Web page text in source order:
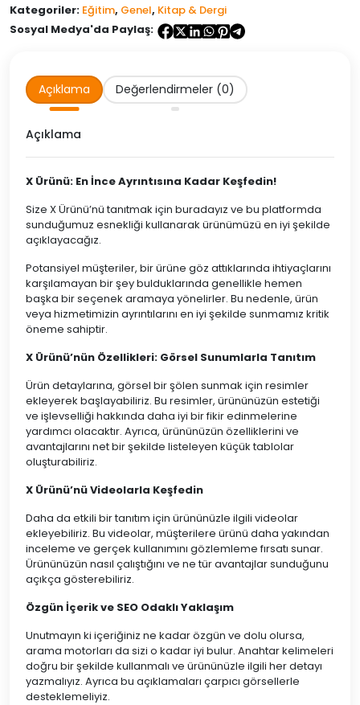
Ders
Notları
adet
Kategoriler: Eğitim, Genel, Kitap & Dergi
Sosyal Medya'da Paylaş:
Açıklama Değerlendirmeler (0)
Açıklama
X Ürünü: En İnce Ayrıntısına Kadar Keşfedin!
Size X Ürünü’nü tanıtmak için buradayız ve bu platformda
sunduğumuz esnekliği kullanarak ürünümüzü en iyi şekilde
açıklayacağız.
Potansiyel müşteriler, bir ürüne göz attıklarında ihtiyaçlarını
karşılamayan bir şey bulduklarında genellikle hemen
başka bir seçenek aramaya yönelirler. Bu nedenle, ürün
veya hizmetimizin ayrıntılarını en iyi şekilde sunmamız kritik
öneme sahiptir.
X Ürünü’nün Özellikleri: Görsel Sunumlarla Tanıtım
Ürün detaylarına, görsel bir şölen sunmak için resimler
ekleyerek başlayabiliriz. Bu resimler, ürününüzün estetiği
ve işlevselliği hakkında daha iyi bir fikir edinmelerine
yardımcı olacaktır. Ayrıca, ürününüzün özelliklerini ve
avantajlarını net bir şekilde listeleyen küçük tablolar
oluşturabiliriz.
X Ürünü’nü Videolarla Keşfedin
Daha da etkili bir tanıtım için ürününüzle ilgili videolar
ekleyebiliriz. Bu videolar, müşterilere ürünü daha yakından
inceleme ve gerçek kullanımını gözlemleme fırsatı sunar.
Ürününüzün nasıl çalıştığını ve ne tür avantajlar sunduğunu
açıkça gösterebiliriz.
Özgün İçerik ve SEO Odaklı Yaklaşım
Unutmayın ki içeriğiniz ne kadar özgün ve dolu olursa,
arama motorları da sizi o kadar iyi bulur. Anahtar kelimeleri
doğru bir şekilde kullanmalı ve ürününüzle ilgili her detayı
yazmalıyız. Ayrıca bu açıklamaları çarpıcı görsellerle
desteklemeliyiz.